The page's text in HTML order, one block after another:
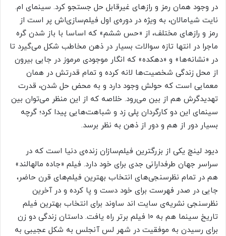
در وجود همان رمز و رازهای غیرقابل حل جستجو کرد. سینمای ام.
نایت شیامالان، به ویژه در دوره‌ی اول فیلم‌سازی‌اش پر است از
رمز و رازهای مختلف، از «حس ششم» که اساسا با باز شدن گره
ماجرا در انتها تازه سوالات بسیار در ذهن مخاطب شکل می‌گیرد تا
در «نشانه‌ها» و «دهکده» که انگار موجودی مرموز در جایی بیرون
از محل زندگی شخصیت‌ها لانه کرده و تمام قدرتش در همان
معمایی است که حولش وجود دارد و به محض حل شدن، قدرت
تهدیدگرش هم از بین می‌رود. خلاصه که از این منظر می‌توان بین
سینمای این دو کارگردان پلی زد و شباهت‌هایی پیدا کرد؛ گرچه
بسیار دور از هم و دور از ذهن به نظر برسد.
دیود لینچ یکی از بزرگترین فیلم‌سازان زنده‌ی دنیا است که در
سراسر جهان طرفدارانی جدی برای خود دارد. فیلم «جاده مالهالند»
هم در تمام نظرسنجی‌های انتخاب بهترین فیلم‌های قرن حاضر،
جایی در صدر فهرست برای خود دست و پا کرده و در آخرین
نظرسنجی نشریه‌ی سایت اند ساوند برای انتخاب بهترین فیلم
تاریخ سینما هم به ۱۰ فیلم برتر راه یافت. داستان زندگی دو زن
برای رسیدن به موفقیت در شهر لس آنجلس به شکل عجیبی به